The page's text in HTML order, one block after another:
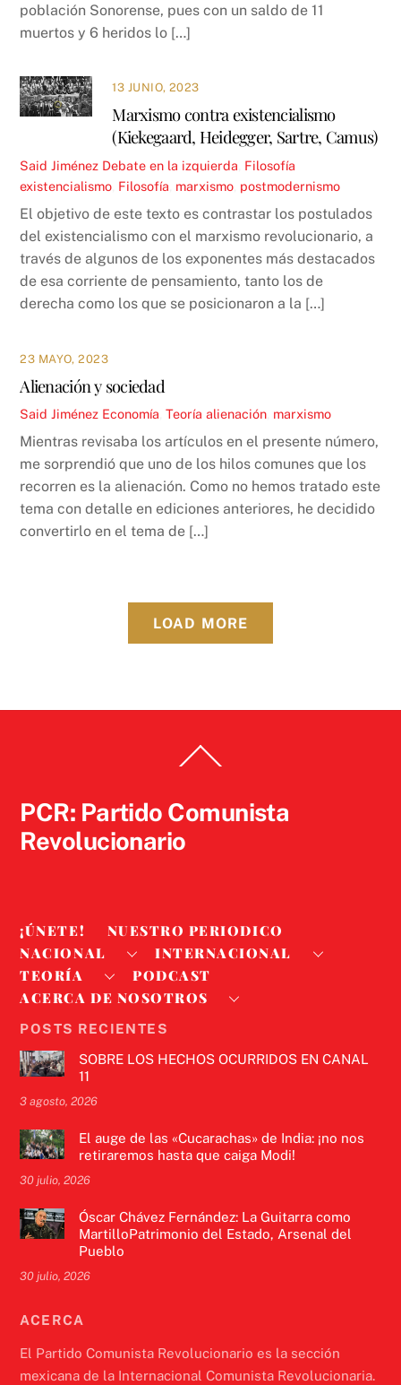
población Sonorense, pues con un saldo de 11
muertos y 6 heridos lo […]
13 JUNIO, 2023
Marxismo contra existencialismo
(Kiekegaard, Heidegger, Sartre, Camus)
Said Jiménez Debate en la izquierda Filosofía
existencialismo Filosofía marxismo postmodernismo
El objetivo de este texto es contrastar los postulados
del existencialismo con el marxismo revolucionario, a
través de algunos de los exponentes más destacados
de esa corriente de pensamiento, tanto los de
derecha como los que se posicionaron a la […]
23 MAYO, 2023
Alienación y sociedad
Said Jiménez Economía ,Teoría alienación marxismo
Mientras revisaba los artículos en el presente número,
me sorprendió que uno de los hilos comunes que los
recorren es la alienación. Como no hemos tratado este
tema con detalle en ediciones anteriores, he decidido
convertirlo en el tema de […]
LOAD MORE
To
PCR: Partido Comunista
Revolucionario
¡ÚNETE!
NUESTRO PERIODICO
NACIONAL
INTERNACIONAL
TEORÍA
PODCAST
ACERCA DE NOSOTROS
POSTS RECIENTES
SOBRE LOS HECHOS OCURRIDOS EN CANAL
11
3 agosto, 2026
El auge de las «Cucarachas» de India: ¡no nos
retiraremos hasta que caiga Modi!
30 julio, 2026
Óscar Chávez Fernández: La Guitarra como
MartilloPatrimonio del Estado, Arsenal del
Pueblo
30 julio, 2026
ACERCA
El Partido Comunista Revolucionario es la sección
mexicana de la Internacional Comunista Revolucionaria.